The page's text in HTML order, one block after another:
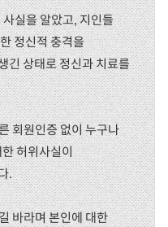
실을 알았고, 지인들
정신적 충격을
긴 상태로 정신과 치료를
회원인증 없이 누구나
허위사실이
.
바라며 본인에 대한